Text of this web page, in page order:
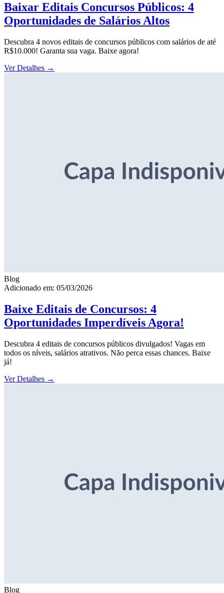
Baixar Editais Concursos Públicos: 4
Oportunidades de Salários Altos
Descubra 4 novos editais de concursos públicos com salários de até
R$10.000! Garanta sua vaga. Baixe agora!
Ver Detalhes →
Blog
Adicionado em: 05/03/2026
Baixe Editais de Concursos: 4
Oportunidades Imperdíveis Agora!
Descubra 4 editais de concursos públicos divulgados! Vagas em
todos os níveis, salários atrativos. Não perca essas chances. Baixe
já!
Ver Detalhes →
Blog